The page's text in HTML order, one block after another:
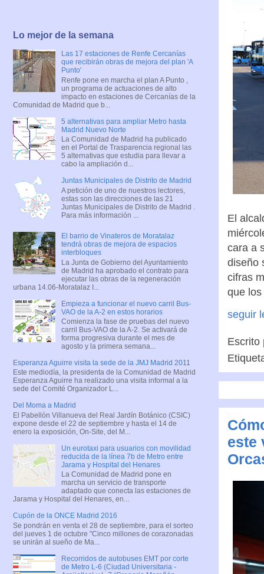
El
cara a
diseño
cifras
que
seguir
este
Lo mejor de la semana
Las 17 estaciones de Renfe Cercanías
que recibirán obras de mejora del plan 'A
Punto'
Renfe pone en marcha el plan A Punto ,
un programa de actuaciones de alto
impacto en estaciones de Cercanías de la
Comunidad de Madrid que b...
5 alternativas para ampliar Metro hasta
Madrid Nuevo Norte
La Comunidad de Madrid ha publicado
en el Portal de Trasparencia regional las
5 alternativas que estudia para llevar a
cabo la ampliación d...
Juntas Municipales de Distrito de Madrid
A petición de uno de nuestros lectores,
estas son las direcciones de las 21
Juntas Municipales de Distrito de Madrid .
Para más información ...
El barrio de Vinateros de Moratalaz
tendrá obras de mejora de espacios
interbloques
La Junta de Gobierno del Ayuntamiento
de Madrid ha aprobado el contrato para
ejecutar las obras de la regeneración
urbana 14.06-Moratalaz I...
Empieza a funcionar el nuevo carril Bus-
VAO de la A-2 en estos horarios
Comienza la fase de pruebas del nuevo
carril Bus-VAO de la A-2. Se activará de
forma progresiva durante el mes de
agosto y la primera semana...
Esperanza Aguirre visita la sede de la JMJ Madrid 2011
Este mediodía, la presidenta de la Comunidad de Madrid
Esperanza Aguirre ha realizado una visita informal a la
sede del Comité Organizador L...
Del Moma a Madrid
El Pabellón Villanueva del Real Jardín Botánico (CSIC)
expone desde el 22 de septiembre y hasta el 14 de
enero la exposición, On-Site, del M...
Un eurotaxi para usuarios con movilidad
reducida de la línea 7b de Metro entre
Jarama y Hospital del Henares
La Comunidad de Madrid pone en
marcha un servicio de transporte
adaptado que conecta las estaciones de
Jarama y Hospital del Henares, en...
Cupón de la ONCE Madrid 2016
Se pondrán en venta el 28 de septiembre, para el sorteo
del jueves 1 de octubre "Cinco millones de corazonadas
se unirán al sueño de Ma...
Recorridos de autobuses EMT por corte
de Metro L-6 (Ciudad Universitaria -